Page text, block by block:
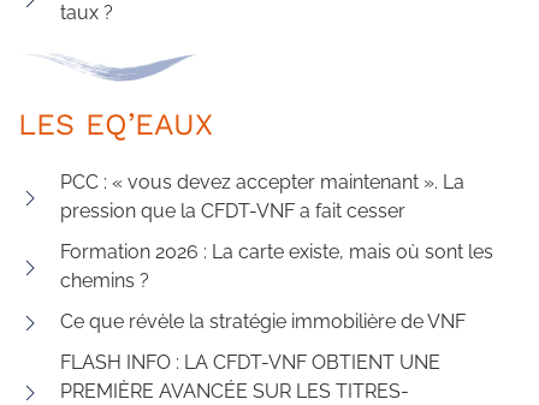
taux ?
LES EQ’EAUX
PCC : « vous devez accepter maintenant ». La
pression que la CFDT-VNF a fait cesser
Formation 2026 : La carte existe, mais où sont les
chemins ?
Ce que révèle la stratégie immobilière de VNF
FLASH INFO : LA CFDT-VNF OBTIENT UNE
PREMIÈRE AVANCÉE SUR LES TITRES-